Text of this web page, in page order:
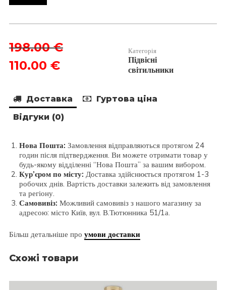
198.00€Оригінальна
ціна:
110.00 €Поточна
ціна:
Категорія
Підвісні
світильники
Доставка
Гуртова ціна
Відгуки (0)
Нова Пошта: Замовлення відправляються протягом 24
годин після підтвердження. Ви можете отримати товар у
будь-якому відділенні “Нова Пошта” за вашим вибором.
Кур’єром по місту: Доставка здійснюється протягом 1-3
робочих днів. Вартість доставки залежить від замовлення
та регіону.
Самовивіз: Можливий самовивіз з нашого магазину за
адресою: місто Київ, вул. В.Тютюнника 51/1а.
Більш детальніше про умови доставки
Схожі товари